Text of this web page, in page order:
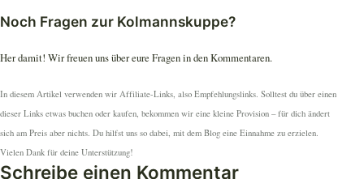
Noch Fragen zur Kolmannskuppe?
Her damit! Wir freuen uns über eure Fragen in den Kommentaren.
In diesem Artikel verwenden wir Affiliate-Links, also Empfehlungslinks. Solltest du über einen
dieser Links etwas buchen oder kaufen, bekommen wir eine kleine Provision – für dich ändert
sich am Preis aber nichts. Du hilfst uns so dabei, mit dem Blog eine Einnahme zu erzielen.
Vielen Dank für deine Unterstützung!
Schreibe einen Kommentar